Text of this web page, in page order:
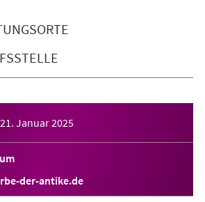
21. Januar 2025
der-antike.de